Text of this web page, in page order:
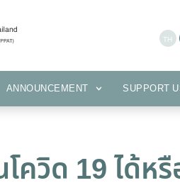
ANNOUNCEMENT SUPPORT
วิด 19 ได้หรื